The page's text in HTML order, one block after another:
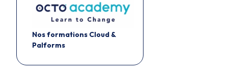
Nos formations Cloud &
Palforms